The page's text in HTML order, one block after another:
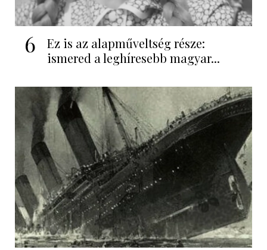
6
Ez is az alapműveltség része:
ismered a leghíresebb magyar...